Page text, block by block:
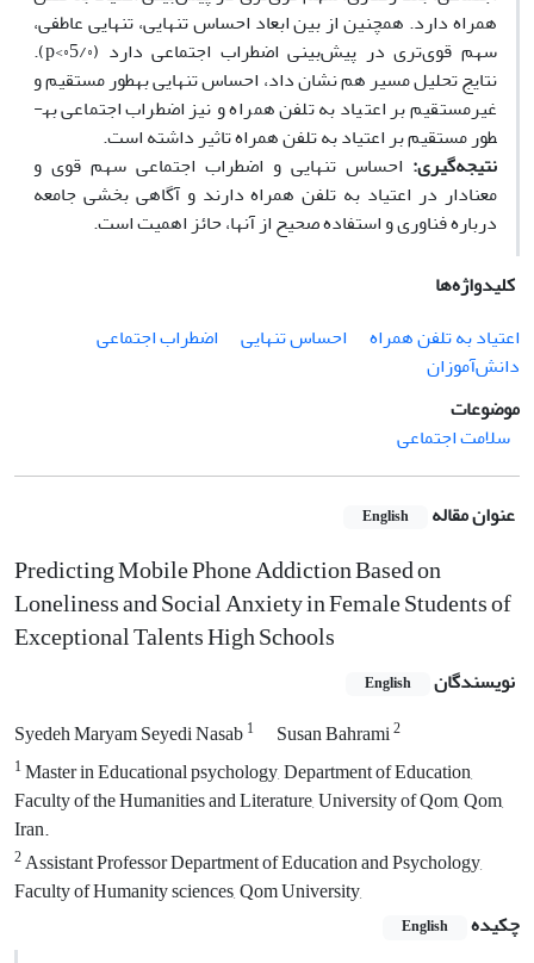
همراه دارد. همچنین از بین ابعاد احساس تنهایی، تنهایی عاطفی،
سهم قوی‌تری در پیش‌بینی اضطراب اجتماعی دارد (۰5/۰>p).
نتایج تحلیل مسیر هم نشان داد، احساس تنهایی به­طور­ مستقیم و
غیرمستقیم بر اعتیاد به تلفن همراه و نیز اضطراب اجتماعی به­
طور مستقیم بر اعتیاد به تلفن همراه تاثیر داشته است.
نتیجه‌گیری: احساس تنهایی و اضطراب اجتماعی سهم قوی و
معنادار در اعتیاد به تلفن همراه دارند و آگاهی بخشی جامعه
درباره فناوری ‌و استفاده صحیح از آنها، حائز اهمیت است.
کلیدواژه‌ها
اعتیاد به تلفن همراه
احساس تنهایی
اضطراب اجتماعی
دانش‌آموزان
موضوعات
سلامت اجتماعی
عنوان مقاله English
Predicting Mobile Phone Addiction Based on
Loneliness and Social Anxiety in Female Students of
Exceptional Talents High Schools
نویسندگان English
Syedeh Maryam Seyedi Nasab1 Susan Bahrami2
1Master in Educational psychology, Department of Education,
Faculty of the Humanities and Literature, University of Qom, Qom,
Iran.
2Assistant Professor Department of Education and Psychology,
Faculty of Humanity sciences, Qom University,
چکیده
English